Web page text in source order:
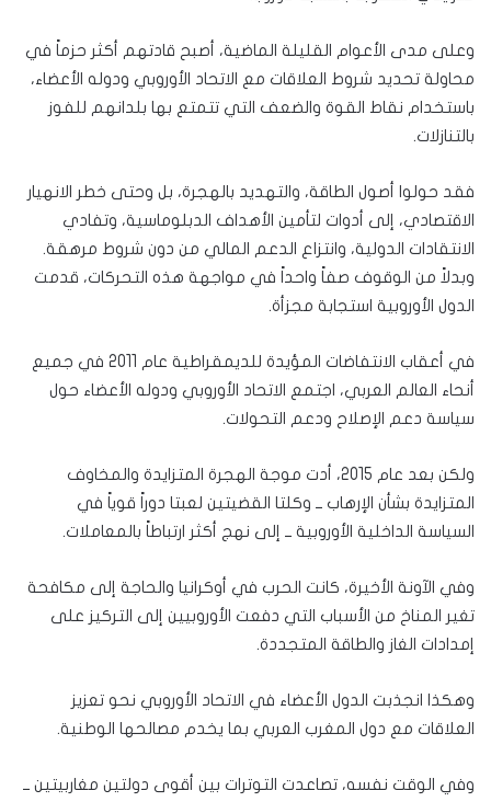
وعلى مدى الأعوام القليلة الماضية، أصبح قادتهم أكثر حزماً في
محاولة تحديد شروط العلاقات مع الاتحاد الأوروبي ودوله الأعضاء،
باستخدام نقاط القوة والضعف التي تتمتع بها بلدانهم للفوز
بالتنازلات.
فقد حولوا أصول الطاقة، والتهديد بالهجرة، بل وحتى خطر الانهيار
الاقتصادي، إلى أدوات لتأمين الأهداف الدبلوماسية، وتفادي
الانتقادات الدولية، وانتزاع الدعم المالي من دون شروط مرهقة.
وبدلاً من الوقوف صفاً واحداً في مواجهة هذه التحركات، قدمت
الدول الأوروبية استجابة مجزأة.
في أعقاب الانتفاضات المؤيدة للديمقراطية عام 2011 في جميع
أنحاء العالم العربي، اجتمع الاتحاد الأوروبي ودوله الأعضاء حول
سياسة دعم الإصلاح ودعم التحولات.
ولكن بعد عام 2015، أدت موجة الهجرة المتزايدة والمخاوف
المتزايدة بشأن الإرهاب ــ وكلتا القضيتين لعبتا دوراً قوياً في
السياسة الداخلية الأوروبية ــ إلى نهج أكثر ارتباطاً بالمعاملات.
وفي الآونة الأخيرة، كانت الحرب في أوكرانيا والحاجة إلى مكافحة
تغير المناخ من الأسباب التي دفعت الأوروبيين إلى التركيز على
إمدادات الغاز والطاقة المتجددة.
وهكذا انجذبت الدول الأعضاء في الاتحاد الأوروبي نحو تعزيز
العلاقات مع دول المغرب العربي بما يخدم مصالحها الوطنية.
وفي الوقت نفسه، تصاعدت التوترات بين أقوى دولتين مغاربيتين ــ